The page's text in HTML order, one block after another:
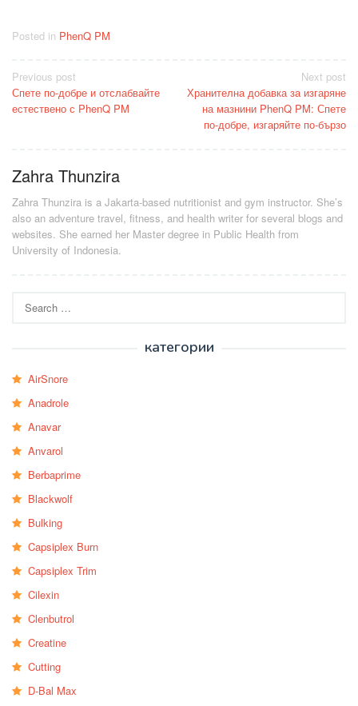
Posted in PhenQ PM
Post
navigation
Previous post
Спете по-добре и отслабвайте
естествено с PhenQ PM
Next post
Хранителна добавка за изгаряне
на мазнини PhenQ PM: Спете
по-добре, изгаряйте по-бързо
Zahra Thunzira
Zahra Thunzira is a Jakarta-based nutritionist and gym instructor. She’s
also an adventure travel, fitness, and health writer for several blogs and
websites. She earned her Master degree in Public Health from
University of Indonesia.
for:
категории
AirSnore
Anadrole
Anavar
Anvarol
Berbaprime
Blackwolf
Bulking
Capsiplex Burn
Capsiplex Trim
Cilexin
Clenbutrol
Creatine
Cutting
D-Bal Max